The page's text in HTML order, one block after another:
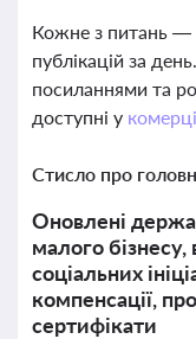
Кожне з питань —
публікацій за
посиланнями та
доступні у
Стисло про
Оновлені
малого бізнесу,
соціальних
компенсації,
сертифікати